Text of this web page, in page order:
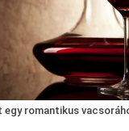
fal készítése
Ezelőtt
egy romantikus